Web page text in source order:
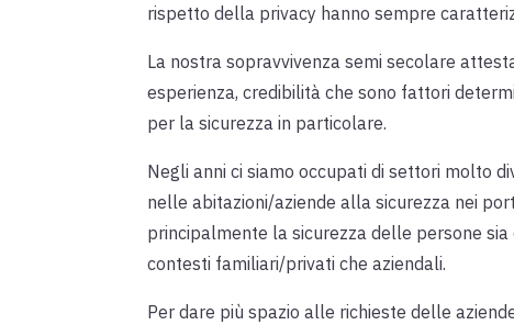
rispetto della privacy hanno sempre
La nostra sopravvivenza semi secolare
esperienza, credibilità che sono fattori
per la sicurezza in particolare.
Negli anni ci siamo occupati di settori molto
nelle abitazioni/aziende alla sicurezza nei
principalmente la sicurezza delle persone
contesti familiari/privati che aziendali.
Per dare più spazio alle richieste delle